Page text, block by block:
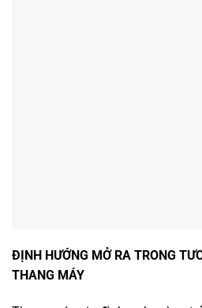
ĐỊNH HƯỚNG MỞ RA TRONG
THANG MÁY